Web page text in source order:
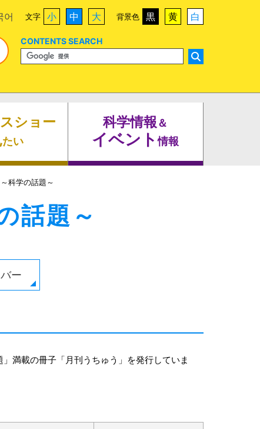
어 文字 小 中 大 背景色 黒 黄 白
CONTENTS SEARCH
ショー
たい
科学情報＆
イベント情報
科学の話題～
話題～
ー
満載の冊子「月刊うちゅう」を発行していま